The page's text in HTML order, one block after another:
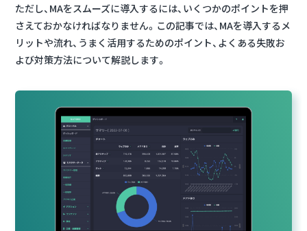
ただし、MAをスムーズに導入するには、いくつかのポイントを押
さえておかなければなりません。この記事では、MAを導入するメ
リットや流れ、うまく活用するためのポイント、よくある失敗お
よび対策方法について解説します。